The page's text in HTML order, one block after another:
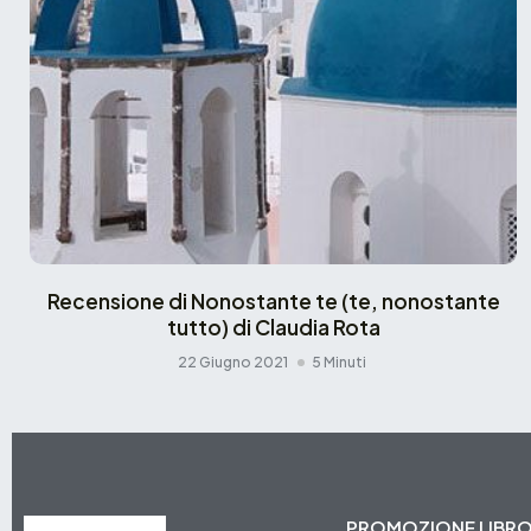
Recensione di Nonostante te (te, nonostante
tutto) di Claudia Rota
22 Giugno 2021 5 Minuti
PROMOZIONE LIBRO